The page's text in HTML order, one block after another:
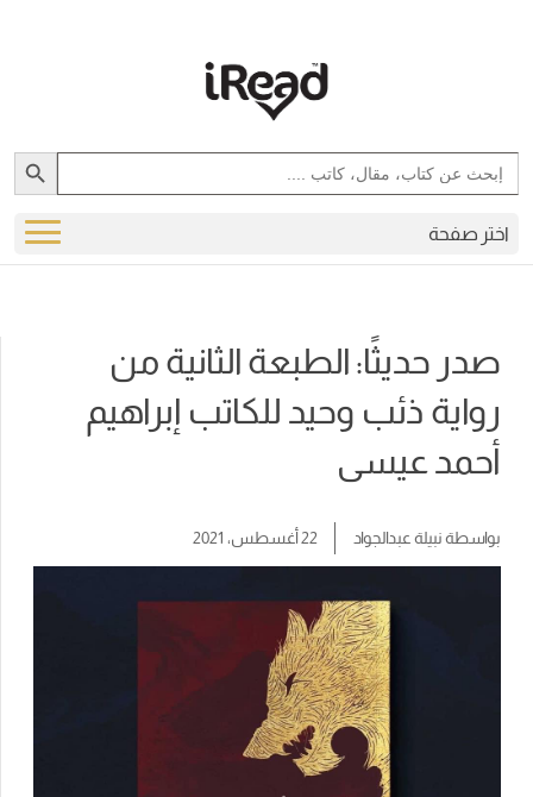
Search
for:
Search Button
اختر صفحة
صدر حديثًا: الطبعة الثانية من
رواية ذئب وحيد للكاتب إبراهيم
أحمد عيسى
بواسطةنبيلة عبدالجواد 22 أغسطس، 2021